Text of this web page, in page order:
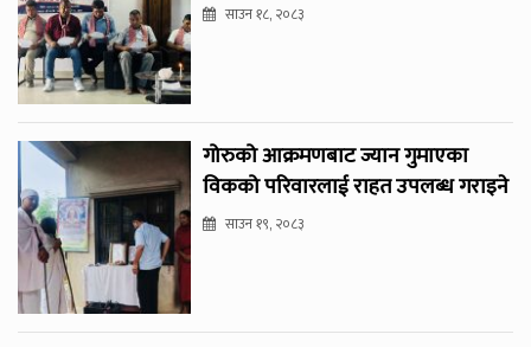
साउन १८, २०८३
गोरुको आक्रमणबाट ज्यान गुमाएका
विकको परिवारलाई राहत उपलब्ध गराइने
साउन १९, २०८३